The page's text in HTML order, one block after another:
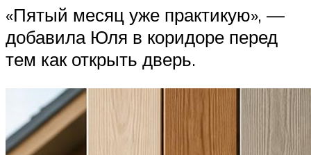
«Пятый месяц уже практикую», —
добавила Юля в коридоре перед
тем как открыть дверь.